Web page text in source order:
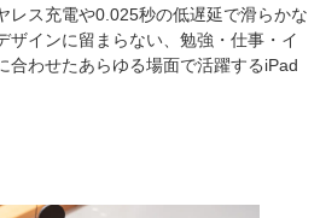
レス充電や0.025秒の低遅延で滑らかな
ザインに留まらない、勉強・仕事・イ
合わせたあらゆる場面で活躍するiPad